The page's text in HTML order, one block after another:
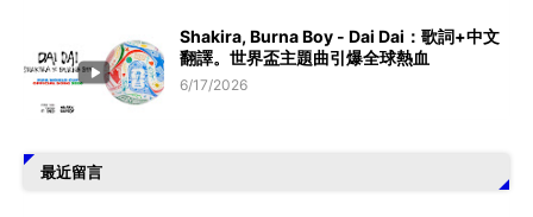
Shakira, Burna Boy - Dai Dai：歌詞+中文
翻譯。世界盃主題曲引爆全球熱血
6/17/2026
最近留言